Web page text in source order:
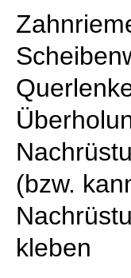
(bzw.
kleben